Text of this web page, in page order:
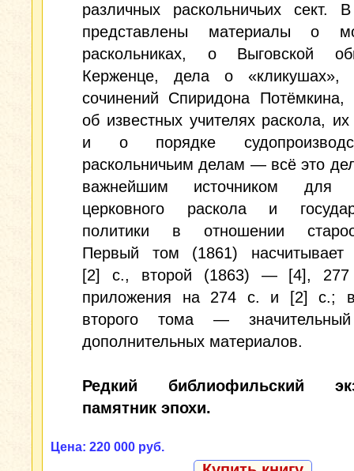
различных раскольничьих сект.
представлены материалы о
раскольниках, о Выговской
Керженце, дела о «кликушах»,
сочинений Спиридона Потёмкина,
об известных учителях раскола, их
и о порядке
раскольничьим делам — всё это
важнейшим источником для
церковного раскола и
политики в отношении
Первый том (1861)
[2] с., второй (1863) — [4],
приложения на 274 с. и [2] с.; в
второго тома —
дополнительных материалов.
Редкий библиофильский
памятник эпохи.
Цена: 220 000 руб.